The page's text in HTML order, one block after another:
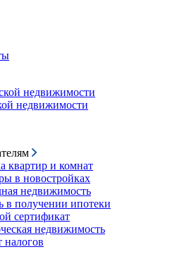
недвижимости
недвижимости
квартир и комнат
в новостройках
недвижимость
получении ипотеки
сертификат
недвижимость
налогов